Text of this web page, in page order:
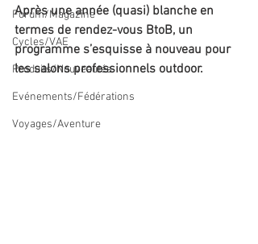
Forum/Magazine
Cycles/VAE
Produits/Nouveautés
Evénements/Fédérations
Voyages/Aventure
Après une année (quasi) blanche en
termes de rendez-vous BtoB, un
programme s’esquisse à nouveau pour
les salons professionnels outdoor.